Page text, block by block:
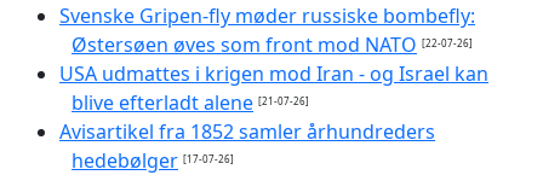
Svenske Gripen-fly møder russiske bombefly:
Østersøen øves som front mod NATO [22-07-26]
USA udmattes i krigen mod Iran - og Israel kan
blive efterladt alene [21-07-26]
Avisartikel fra 1852 samler århundreders
hedebølger [17-07-26]